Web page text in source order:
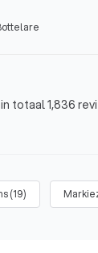
1,836
(19)